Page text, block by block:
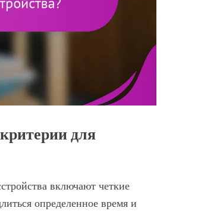
для
включают четкие
определенное время и